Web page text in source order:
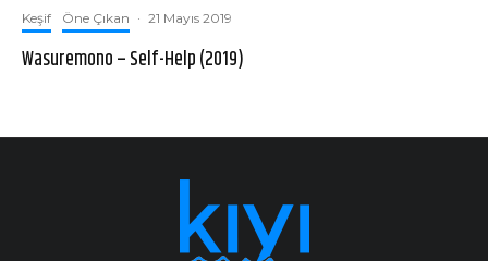
Keşif Öne Çıkan · 21 Mayıs 2019
Wasuremono – Self-Help (2019)